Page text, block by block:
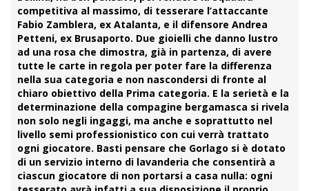
competitiva al massimo, di tesserare l’attaccante
Fabio Zamblera, ex Atalanta, e il difensore Andrea
Petteni, ex Brusaporto. Due gioielli che danno lustro
ad una rosa che dimostra, già in partenza, di avere
tutte le carte in regola per poter fare la differenza
nella sua categoria e non nascondersi di fronte al
chiaro obiettivo della Prima categoria. E la serietà e la
determinazione della compagine bergamasca si rivela
non solo negli ingaggi, ma anche e soprattutto nel
livello semi professionistico con cui verrà trattato
ogni giocatore. Basti pensare che Gorlago si è dotato
di un servizio interno di lavanderia che consentirà a
ciascun giocatore di non portarsi a casa nulla: ogni